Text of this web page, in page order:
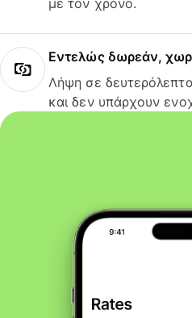
με τον χρόνο.
Εντελώς δωρεάν,
Λήψη σε
και δεν υπάρχουν